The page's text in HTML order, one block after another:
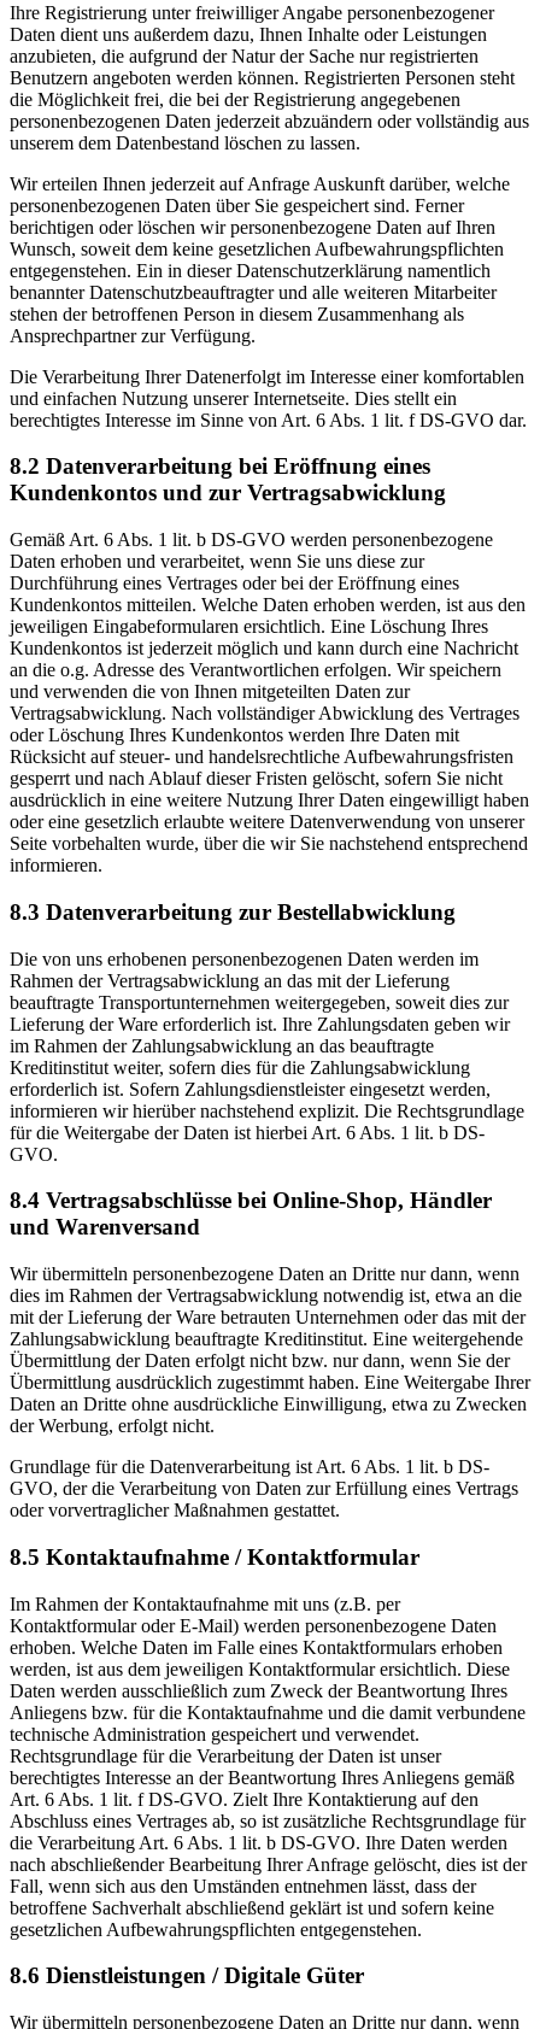
Ihre Registrierung unter freiwilliger Angabe personenbezogener
Daten dient uns außerdem dazu, Ihnen Inhalte oder Leistungen
anzubieten, die aufgrund der Natur der Sache nur registrierten
Benutzern angeboten werden können. Registrierten Personen steht
die Möglichkeit frei, die bei der Registrierung angegebenen
personenbezogenen Daten jederzeit abzuändern oder vollständig aus
unserem dem Datenbestand löschen zu lassen.
Wir erteilen Ihnen jederzeit auf Anfrage Auskunft darüber, welche
personenbezogenen Daten über Sie gespeichert sind. Ferner
berichtigen oder löschen wir personenbezogene Daten auf Ihren
Wunsch, soweit dem keine gesetzlichen Aufbewahrungspflichten
entgegenstehen. Ein in dieser Datenschutzerklärung namentlich
benannter Datenschutzbeauftragter und alle weiteren Mitarbeiter
stehen der betroffenen Person in diesem Zusammenhang als
Ansprechpartner zur Verfügung.
Die Verarbeitung Ihrer Datenerfolgt im Interesse einer komfortablen
und einfachen Nutzung unserer Internetseite. Dies stellt ein
berechtigtes Interesse im Sinne von Art. 6 Abs. 1 lit. f DS-GVO dar.
8.2 Datenverarbeitung bei Eröffnung eines
Kundenkontos und zur Vertragsabwicklung
Gemäß Art. 6 Abs. 1 lit. b DS-GVO werden personenbezogene
Daten erhoben und verarbeitet, wenn Sie uns diese zur
Durchführung eines Vertrages oder bei der Eröffnung eines
Kundenkontos mitteilen. Welche Daten erhoben werden, ist aus den
jeweiligen Eingabeformularen ersichtlich. Eine Löschung Ihres
Kundenkontos ist jederzeit möglich und kann durch eine Nachricht
an die o.g. Adresse des Verantwortlichen erfolgen. Wir speichern
und verwenden die von Ihnen mitgeteilten Daten zur
Vertragsabwicklung. Nach vollständiger Abwicklung des Vertrages
oder Löschung Ihres Kundenkontos werden Ihre Daten mit
Rücksicht auf steuer- und handelsrechtliche Aufbewahrungsfristen
gesperrt und nach Ablauf dieser Fristen gelöscht, sofern Sie nicht
ausdrücklich in eine weitere Nutzung Ihrer Daten eingewilligt haben
oder eine gesetzlich erlaubte weitere Datenverwendung von unserer
Seite vorbehalten wurde, über die wir Sie nachstehend entsprechend
informieren.
8.3 Datenverarbeitung zur Bestellabwicklung
Die von uns erhobenen personenbezogenen Daten werden im
Rahmen der Vertragsabwicklung an das mit der Lieferung
beauftragte Transportunternehmen weitergegeben, soweit dies zur
Lieferung der Ware erforderlich ist. Ihre Zahlungsdaten geben wir
im Rahmen der Zahlungsabwicklung an das beauftragte
Kreditinstitut weiter, sofern dies für die Zahlungsabwicklung
erforderlich ist. Sofern Zahlungsdienstleister eingesetzt werden,
informieren wir hierüber nachstehend explizit. Die Rechtsgrundlage
für die Weitergabe der Daten ist hierbei Art. 6 Abs. 1 lit. b DS-
GVO.
8.4 Vertragsabschlüsse bei Online-Shop, Händler
und Warenversand
Wir übermitteln personenbezogene Daten an Dritte nur dann, wenn
dies im Rahmen der Vertragsabwicklung notwendig ist, etwa an die
mit der Lieferung der Ware betrauten Unternehmen oder das mit der
Zahlungsabwicklung beauftragte Kreditinstitut. Eine weitergehende
Übermittlung der Daten erfolgt nicht bzw. nur dann, wenn Sie der
Übermittlung ausdrücklich zugestimmt haben. Eine Weitergabe Ihrer
Daten an Dritte ohne ausdrückliche Einwilligung, etwa zu Zwecken
der Werbung, erfolgt nicht.
Grundlage für die Datenverarbeitung ist Art. 6 Abs. 1 lit. b DS-
GVO, der die Verarbeitung von Daten zur Erfüllung eines Vertrags
oder vorvertraglicher Maßnahmen gestattet.
8.5 Kontaktaufnahme / Kontaktformular
Im Rahmen der Kontaktaufnahme mit uns (z.B. per
Kontaktformular oder E-Mail) werden personenbezogene Daten
erhoben. Welche Daten im Falle eines Kontaktformulars erhoben
werden, ist aus dem jeweiligen Kontaktformular ersichtlich. Diese
Daten werden ausschließlich zum Zweck der Beantwortung Ihres
Anliegens bzw. für die Kontaktaufnahme und die damit verbundene
technische Administration gespeichert und verwendet.
Rechtsgrundlage für die Verarbeitung der Daten ist unser
berechtigtes Interesse an der Beantwortung Ihres Anliegens gemäß
Art. 6 Abs. 1 lit. f DS-GVO. Zielt Ihre Kontaktierung auf den
Abschluss eines Vertrages ab, so ist zusätzliche Rechtsgrundlage für
die Verarbeitung Art. 6 Abs. 1 lit. b DS-GVO. Ihre Daten werden
nach abschließender Bearbeitung Ihrer Anfrage gelöscht, dies ist der
Fall, wenn sich aus den Umständen entnehmen lässt, dass der
betroffene Sachverhalt abschließend geklärt ist und sofern keine
gesetzlichen Aufbewahrungspflichten entgegenstehen.
8.6 Dienstleistungen / Digitale Güter
Wir übermitteln personenbezogene Daten an Dritte nur dann, wenn